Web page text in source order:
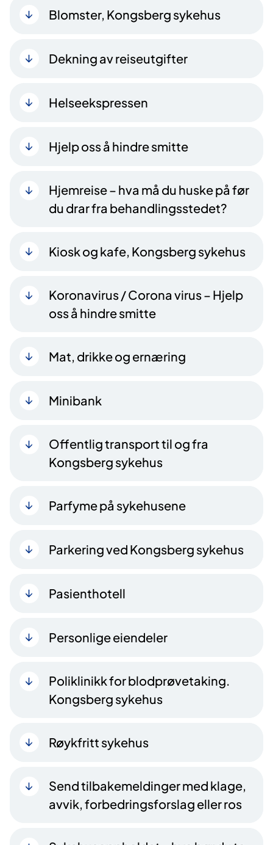
Blomster, Kongsberg sykehus
Dekning av reiseutgifter
Helseekspressen
Hjelp oss å hindre smitte
Hjemreise – hva må du huske på før
du drar fra behandlingsstedet?
Kiosk og kafe, Kongsberg sykehus
Koronavirus / Corona virus – Hjelp
oss å hindre smitte
Mat, drikke og ernæring
Minibank
Offentlig transport til og fra
Kongsberg sykehus
Parfyme på sykehusene
Parkering ved Kongsberg sykehus
Pasienthotell
Personlige eiendeler
Poliklinikk for blodprøvetaking.
Kongsberg sykehus
Røykfritt sykehus
Send tilbakemeldinger med klage,
avvik, forbedringsforslag eller ros